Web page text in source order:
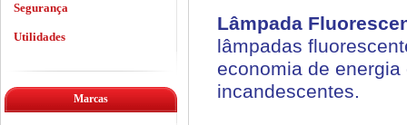
Lâmpada
lâmpadas
economia de
incandescentes.
Segurança
Utilidades
Marcas